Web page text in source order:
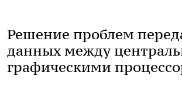
Решение проблем
данных между
графическими